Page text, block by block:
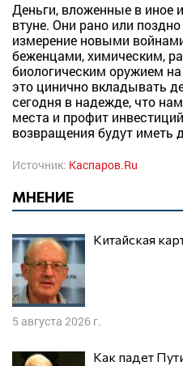
Деньги, вложенные в иное
втуне. Они рано или
измерение новыми
беженцами, химическим,
биологическим оружием
это цинично вкладывать
сегодня в надежде, что
места и профит
возвращения будут иметь
Источник: Каспаров.Ru
МНЕНИЕ
Китайская
5 августа 2026 г.
Как падет Путин: Хроника успешного